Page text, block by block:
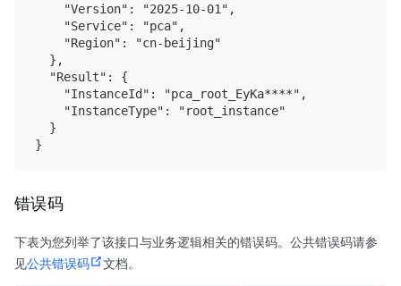
    "Version": "2025-10-01",
    "Service": "pca",
    "Region": "cn-beijing"
  },
  "Result": {
    "InstanceId": "pca_root_EyKa****",
    "InstanceType": "root_instance"
  }
错误码
下表为您列举了该接口与业务逻辑相关的错误码。公共错误码请参
见公共错误码 文档。